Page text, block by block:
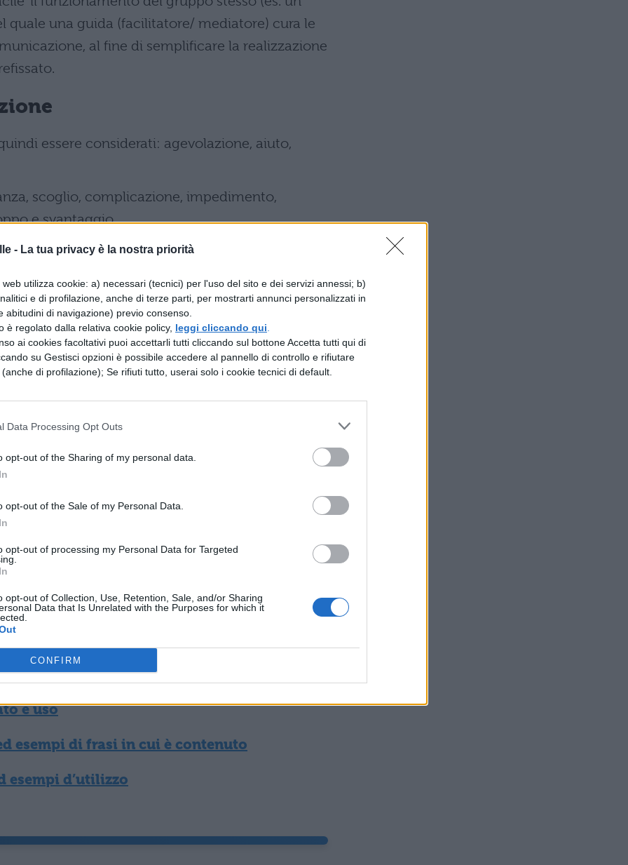
- La tua privacy è la nostra priorità
utilizza cookie: a) necessari (tecnici) per l'uso del sito e dei servizi annessi; b)
e di profilazione, anche di terze parti, per mostrarti annunci personalizzati in
abitudini di navigazione) previo consenso.
è regolato dalla relativa cookie policy, leggi cliccando qui
ai cookies facoltativi puoi accettarli tutti cliccando sul bottone Accetta tutti qui di
su Gestisci opzioni è possibile accedere al pannello di controllo e rifiutare
di profilazione); Se rifiuti tutto, userai solo i cookie tecnici di default.
Data Processing Opt Outs
opt-out of the Sharing of my personal data.
opt-out of the Sale of my Personal Data.
opt-out of processing my Personal Data for Targeted
opt-out of Collection, Use, Retention, Sale, and/or Sharing
Data that Is Unrelated with the Purposes for which it
CONFIRM
quale una guida (facilitatore/ mediatore) cura le
al fine di semplificare la realizzazione
essere considerati: agevolazione, aiuto,
scoglio, complicazione, impedimento,
e svantaggio.
commerciale, per facilitazione si intende poi
favorevoli di pagamento (facilitazione di cassa/
possibilità di dilazionare o rateizzare il dovuto. In
ad esempio essere considerati dilazione e
sono:
cara la facilitazione del lavoro.
discorso in inglese non aumenta le difficoltà,
per me una facilitazione.
le modulistiche e le istruzioni necessarie
e sinonimi
il significato di “edule”
e uso
esempi di frasi in cui è contenuto
esempi d’utilizzo